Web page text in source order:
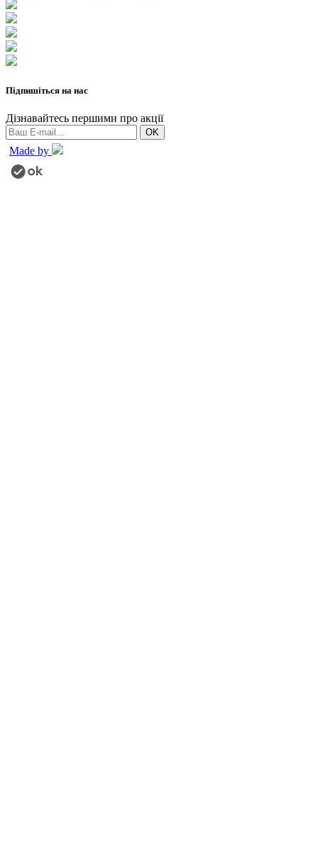
Підпишіться на нас
Дізнавайтесь першими про акції
Made by